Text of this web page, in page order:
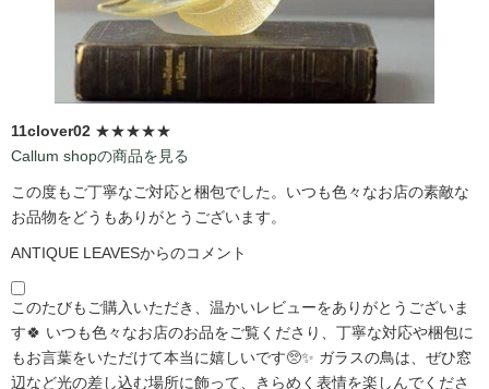
11clover02 ★★★★★
Callum shopの商品を見る
この度もご丁寧なご対応と梱包でした。いつも色々なお店の素敵な
お品物をどうもありがとうございます。
ANTIQUE LEAVESからのコメント
このたびもご購入いただき、温かいレビューをありがとうございま
す🍀 いつも色々なお店のお品をご覧くださり、丁寧な対応や梱包に
もお言葉をいただけて本当に嬉しいです🥺✨ ガラスの鳥は、ぜひ窓
辺など光の差し込む場所に飾って、きらめく表情を楽しんでくださ